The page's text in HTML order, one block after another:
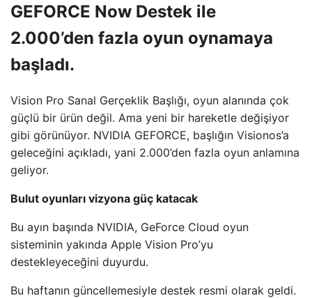
GEFORCE Now Destek ile
2.000’den fazla oyun oynamaya
başladı.
Vision Pro Sanal Gerçeklik Başlığı, oyun alanında çok
güçlü bir ürün değil. Ama yeni bir hareketle değişiyor
gibi görünüyor. NVIDIA GEFORCE, başlığın Visionos’a
geleceğini açıkladı, yani 2.000’den fazla oyun anlamına
geliyor.
Bulut oyunları vizyona güç katacak
Bu ayın başında NVIDIA, GeForce Cloud oyun
sisteminin yakında Apple Vision Pro’yu
destekleyeceğini duyurdu.
Bu haftanın güncellemesiyle destek resmi olarak geldi.